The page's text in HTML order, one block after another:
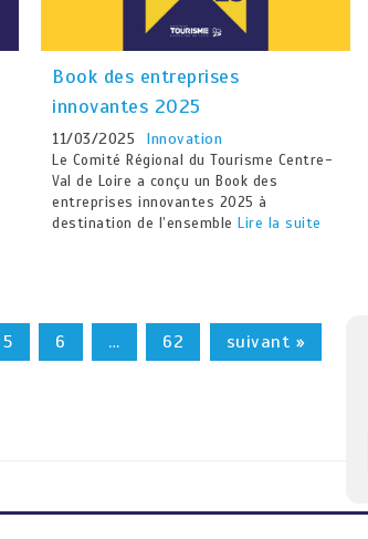
Book des entreprises
innovantes 2025
11/03/2025 Innovation
Le Comité Régional du Tourisme Centre-
Val de Loire a conçu un Book des
entreprises innovantes 2025 à
destination de l’ensemble Lire la suite
5 6 … 62 suivant »